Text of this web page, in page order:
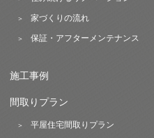
家づくりの流れ
保証・アフターメンテナンス
施工事例
間取りプラン
平屋住宅間取りプラン